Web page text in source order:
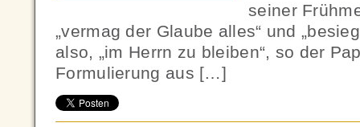
seiner
„vermag der Glaube alles“ und
also, „im Herrn zu bleiben“, so der
Formulierung aus […]